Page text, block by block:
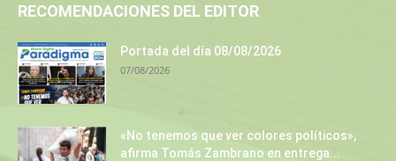
RECOMENDACIONES DEL EDITOR
Portada del día 08/08/2026
07/08/2026
«No tenemos que ver colores políticos»,
afirma Tomás Zambrano en entrega...